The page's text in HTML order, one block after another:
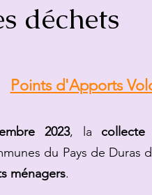
Points d'Apports
2023, la collecte
du Pays de Duras
ménagers.
déchets